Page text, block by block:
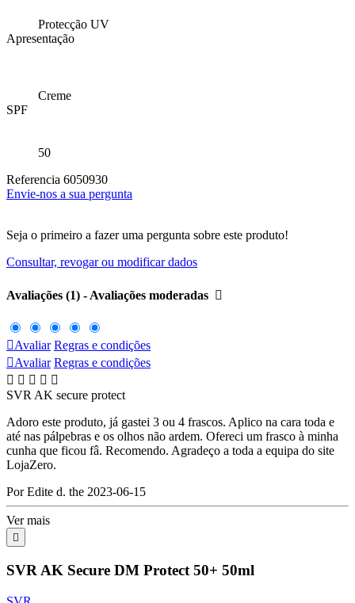
Protecção UV
Apresentação
Creme
SPF
50
Referencia 6050930
Envie-nos a sua pergunta
Seja o primeiro a fazer uma pergunta sobre este produto!
Consultar, revogar ou modificar dados
Avaliações (1) - Avaliações moderadas 
Avaliar Regras e condições
Avaliar Regras e condições
    
SVR AK secure protect
Adoro este produto, já gastei 3 ou 4 frascos. Aplico na cara toda e
até nas pálpebras e os olhos não ardem. Ofereci um frasco à minha
cunha que ficou fâ. Recomendo. Agradeço a toda a equipa do site
LojaZero.
Por Edite d. the 2023-06-15
Ver mais

SVR AK Secure DM Protect 50+ 50ml